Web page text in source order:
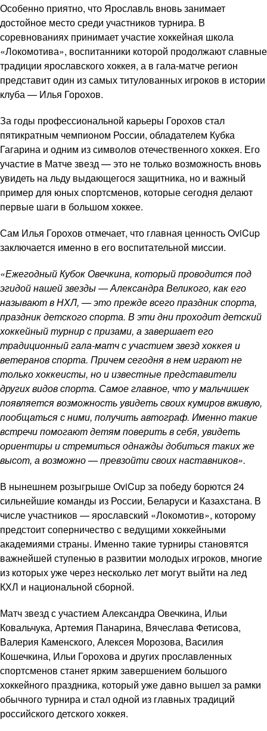
Особенно приятно, что Ярославль вновь занимает
достойное место среди участников турнира. В
соревнованиях принимает участие хоккейная школа
«Локомотива», воспитанники которой продолжают славные
традиции ярославского хоккея, а в гала-матче регион
представит один из самых титулованных игроков в истории
клуба — Илья Горохов.
За годы профессиональной карьеры Горохов стал
пятикратным чемпионом России, обладателем Кубка
Гагарина и одним из символов отечественного хоккея. Его
участие в Матче звезд — это не только возможность вновь
увидеть на льду выдающегося защитника, но и важный
пример для юных спортсменов, которые сегодня делают
первые шаги в большом хоккее.
Сам Илья Горохов отмечает, что главная ценность OviCup
заключается именно в его воспитательной миссии.
«Ежегодный Кубок Овечкина, который проводится под
эгидой нашей звезды — Александра Великого, как его
называют в НХЛ, — это прежде всего праздник спорта,
праздник детского спорта. В эти дни проходит детский
хоккейный турнир с призами, а завершает его
традиционный гала-матч с участием звезд хоккея и
ветеранов спорта. Причем сегодня в нем играют не
только хоккеисты, но и известные представители
других видов спорта. Самое главное, что у мальчишек
появляется возможность увидеть своих кумиров вживую,
пообщаться с ними, получить автограф. Именно такие
встречи помогают детям поверить в себя, увидеть
ориентиры и стремиться однажды добиться таких же
высот, а возможно — превзойти своих наставников».
В нынешнем розыгрыше OviCup за победу борются 24
сильнейшие команды из России, Беларуси и Казахстана. В
числе участников — ярославский «Локомотив», которому
предстоит соперничество с ведущими хоккейными
академиями страны. Именно такие турниры становятся
важнейшей ступенью в развитии молодых игроков, многие
из которых уже через несколько лет могут выйти на лед
КХЛ и национальной сборной.
Матч звезд с участием Александра Овечкина, Ильи
Ковальчука, Артемия Панарина, Вячеслава Фетисова,
Валерия Каменского, Алексея Морозова, Василия
Кошечкина, Ильи Горохова и других прославленных
спортсменов станет ярким завершением большого
хоккейного праздника, который уже давно вышел за рамки
обычного турнира и стал одной из главных традиций
российского детского хоккея.